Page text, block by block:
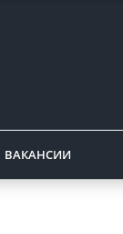
ВАКАНСИИ